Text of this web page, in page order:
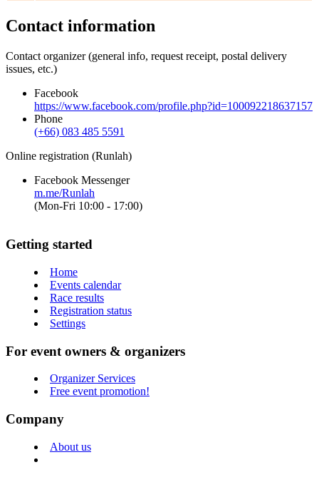
Contact information
Contact organizer (general info, request receipt, postal delivery
issues, etc.)
Facebook
https://www.facebook.com/profile.php?id=100092218637157
Phone
(+66) 083 485 5591
Online registration (Runlah)
Facebook Messenger
m.me/Runlah
(Mon-Fri 10:00 - 17:00)
Getting started
Home
Events calendar
Race results
Registration status
Settings
For event owners & organizers
Organizer Services
Free event promotion!
Company
About us